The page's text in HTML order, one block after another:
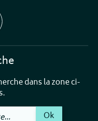
dans la zone ci-
Ok